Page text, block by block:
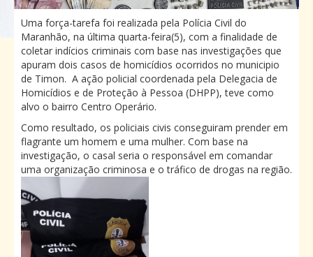
Uma força-tarefa foi realizada pela Polícia Civil do
Maranhão, na última quarta-feira(5), com a finalidade de
coletar indícios criminais com base nas investigações que
apuram dois casos de homicídios ocorridos no municipio
de Timon. A ação policial coordenada pela Delegacia de
Homicídios e de Proteção à Pessoa (DHPP), teve como
alvo o bairro Centro Operário.
Como resultado, os policiais civis conseguiram prender em
flagrante um homem e uma mulher. Com base na
investigação, o casal seria o responsável em comandar
uma organização criminosa e o tráfico de drogas na região.